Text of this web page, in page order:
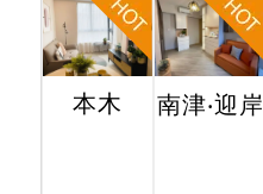
本木 南津‧迎岸